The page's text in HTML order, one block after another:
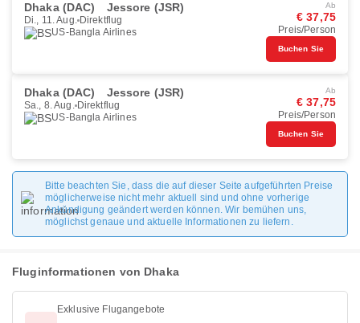
Dhaka (DAC) Jessore (JSR)
Di., 11. Aug. Direktflug
US-Bangla Airlines
Ab
€ 37,75
Preis/Person
Buchen Sie
Dhaka (DAC) Jessore (JSR)
Sa., 8. Aug. Direktflug
US-Bangla Airlines
Ab
€ 37,75
Preis/Person
Buchen Sie
Bitte beachten Sie, dass die auf dieser Seite aufgeführten Preise
möglicherweise nicht mehr aktuell sind und ohne vorherige
Ankündigung geändert werden können. Wir bemühen uns,
möglichst genaue und aktuelle Informationen zu liefern.
Fluginformationen von Dhaka
Exklusive Flugangebote